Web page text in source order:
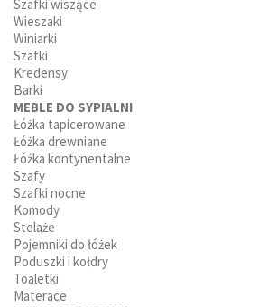
Szafki wiszące
Wieszaki
Winiarki
Szafki
Kredensy
Barki
MEBLE DO SYPIALNI
Łóżka tapicerowane
Łóżka drewniane
Łóżka kontynentalne
Szafy
Szafki nocne
Komody
Stelaże
Pojemniki do łóżek
Poduszki i kołdry
Toaletki
Materace